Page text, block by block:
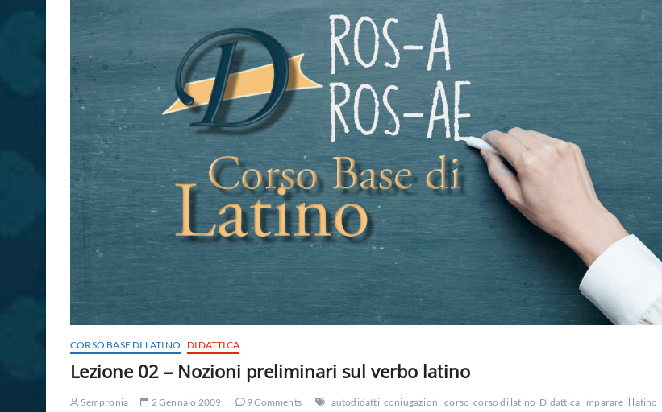
CORSO BASE DI LATINO DIDATTICA
Lezione 02 – Nozioni preliminari sul verbo latino
Sempronia 2 Gennaio 2009 9 Comments autodidatti coniugazioni corso corso di latino Didattica imparare il latino